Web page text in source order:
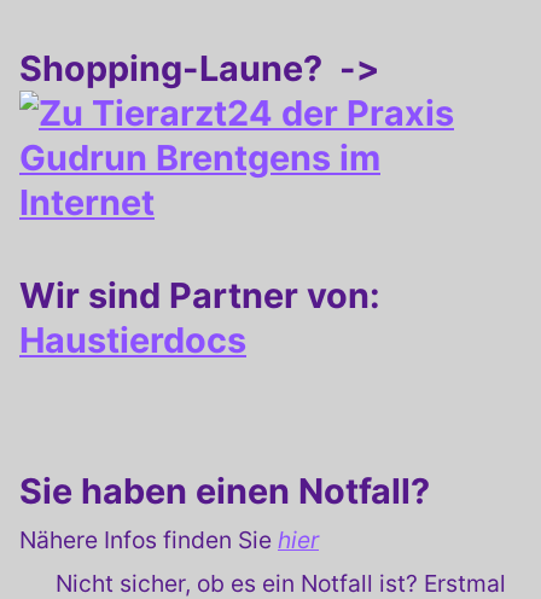
Shopping-Laune? ->
Wir sind Partner von:
Haustierdocs
Sie haben einen Notfall?
Nähere Infos finden Sie hier
Nicht sicher, ob es ein Notfall ist? Erstmal